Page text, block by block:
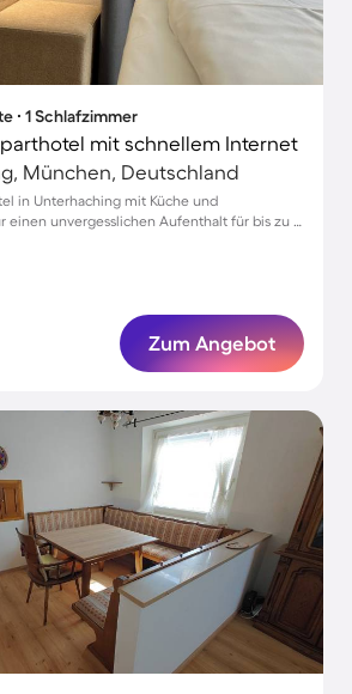
∙ 1 Schlafzimmer
mit schnellem Internet
München, Deutschland
in Unterhaching mit Küche und
einen unvergesslichen Aufenthalt für bis zu 3
Zum Angebot